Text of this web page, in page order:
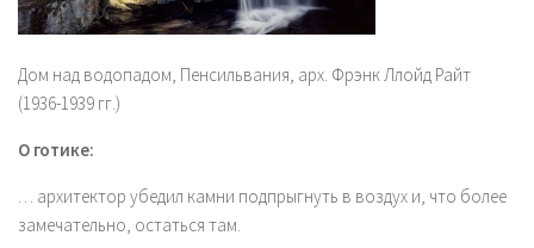
Дом над водопадом, Пенсильвания, арх. Фрэнк Ллойд Райт
(1936-1939 гг.)
О готике:
… архитектор убедил камни подпрыгнуть в воздух и, что более
замечательно, остаться там.